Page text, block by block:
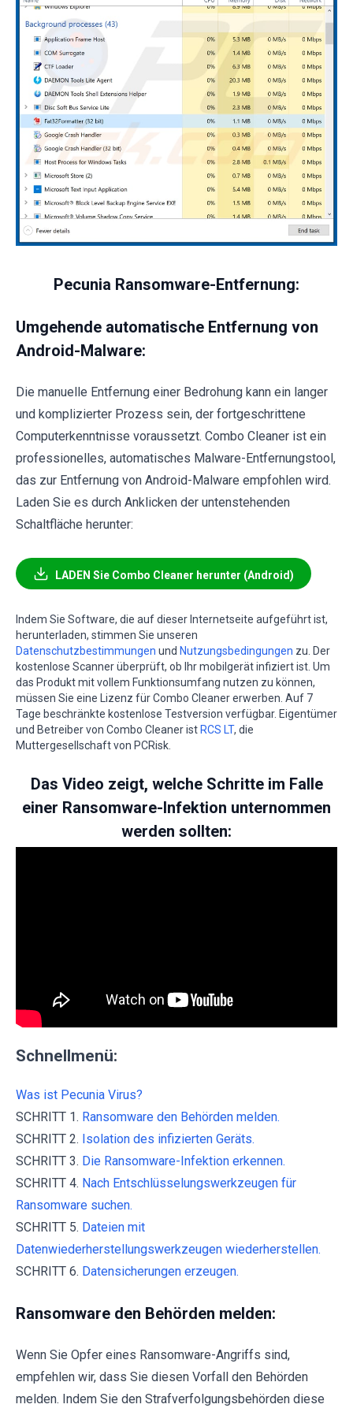
Pecunia Ransomware-Entfernung:
Umgehende automatische Entfernung von
Android-Malware:
Die manuelle Entfernung einer Bedrohung kann ein langer
und komplizierter Prozess sein, der fortgeschrittene
Computerkenntnisse voraussetzt. Combo Cleaner ist ein
professionelles, automatisches Malware-Entfernungstool,
das zur Entfernung von Android-Malware empfohlen wird.
Laden Sie es durch Anklicken der untenstehenden
Schaltfläche herunter:
LADEN Sie Combo Cleaner herunter (Android)
Indem Sie Software, die auf dieser Internetseite aufgeführt ist,
herunterladen, stimmen Sie unseren
Datenschutzbestimmungen und Nutzungsbedingungen zu. Der
kostenlose Scanner überprüft, ob Ihr mobilgerät infiziert ist. Um
das Produkt mit vollem Funktionsumfang nutzen zu können,
müssen Sie eine Lizenz für Combo Cleaner erwerben. Auf 7
Tage beschränkte kostenlose Testversion verfügbar. Eigentümer
und Betreiber von Combo Cleaner ist RCS LT, die
Muttergesellschaft von PCRisk.
Das Video zeigt, welche Schritte im Falle
einer Ransomware-Infektion unternommen
werden sollten:
Schnellmenü:
Was ist Pecunia Virus?
SCHRITT 1. Ransomware den Behörden melden.
SCHRITT 2. Isolation des infizierten Geräts.
SCHRITT 3. Die Ransomware-Infektion erkennen.
SCHRITT 4. Nach Entschlüsselungswerkzeugen für
Ransomware suchen.
SCHRITT 5. Dateien mit
Datenwiederherstellungswerkzeugen wiederherstellen.
SCHRITT 6. Datensicherungen erzeugen.
Ransomware den Behörden melden:
Wenn Sie Opfer eines Ransomware-Angriffs sind,
empfehlen wir, dass Sie diesen Vorfall den Behörden
melden. Indem Sie den Strafverfolgungsbehörden diese